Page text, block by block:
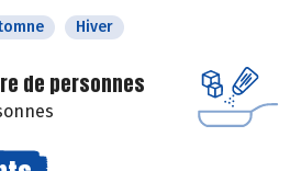
Hiver
de personnes